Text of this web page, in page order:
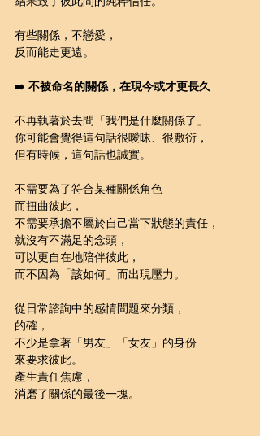
有些關係，不戀愛，
反而能走更遠。
➡️ 不被命名的關係，在現今或才更長久
不再執著於去問「我們是什麼關係了」
你可能會覺得這句話很曖昧、很敷衍，
但有時候，這句話也誠實。
不需要為了符合某種關係角色
而扭曲彼此，
不需要承擔不屬於自己當下狀態的責任，
就沒有不滿足的念頭，
可以更自在地陪伴彼此，
而不因為「該如何」而出現壓力。
從日常諮詢中的感情問題來分類，
的確，
不少是拿著「男友」「女友」的身份
來要求彼此。
產生責任焦慮，
消磨了關係的最後一塊。